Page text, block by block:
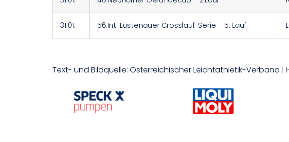
31.01. 56.Int. Lustenauer Crosslauf-Serie – 5. Lauf
Text- und Bildquelle: Österreichischer Leichtathletik-Verband